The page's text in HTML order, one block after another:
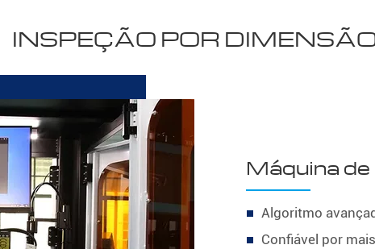
INSPEÇÃO POR
Máquina
Algoritmo
Confiável por